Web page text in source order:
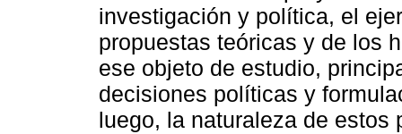
investigación y política, el
propuestas teóricas y de los
ese objeto de estudio,
decisiones políticas y
luego, la naturaleza de estos